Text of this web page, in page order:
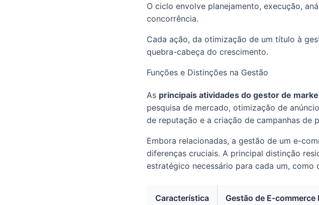
O ciclo envolve planejamento, execução,
concorrência.
Cada ação, da otimização de um título à
quebra-cabeça do crescimento.
Funções e Distinções na Gestão
As principais atividades do gestor de
pesquisa de mercado, otimização de
de reputação e a criação de campanhas de
Embora relacionadas, a gestão de um e-
diferenças cruciais. A principal distinção
estratégico necessário para cada um, como
Característica Gestão de E-commerce